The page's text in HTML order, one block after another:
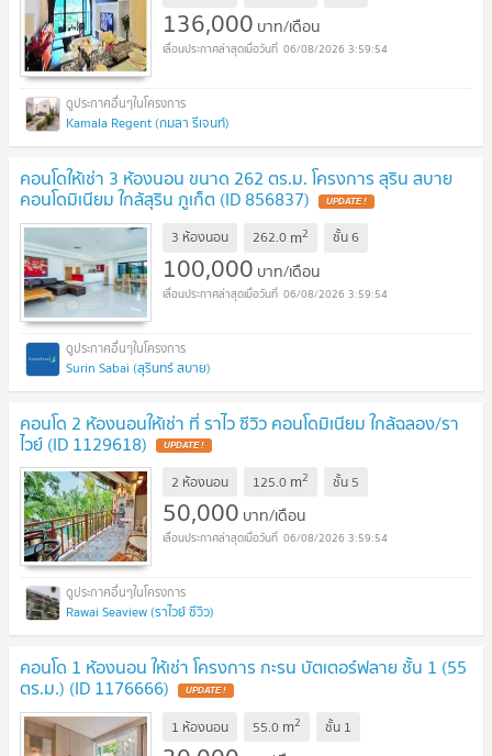
136,000 บาท/เดือน
06/08/2026 3:59:54
Kamala Regent (กมลา รีเจนท์)
คอนโดให้เช่า 3 ห้องนอน ขนาด 262 ตร.ม. โครงการ สุริน สบาย
คอนโดมิเนียม ใกล้สุริน ภูเก็ต (ID 856837) UPDATE !
3 ห้องนอน 262.0 m2 ชั้น6
100,000 บาท/เดือน
06/08/2026 3:59:54
Surin Sabai (สุรินทร์ สบาย)
คอนโด 2 ห้องนอนให้เช่า ที่ ราไว ซีวิว คอนโดมิเนียม ใกล้ฉลอง/รา
ไวย์ (ID 1129618) UPDATE !
2 ห้องนอน 125.0 m2 ชั้น 5
50,000 บาท/เดือน
06/08/2026 3:59:54
Rawai Seaview (ราไวย์ ซีวิว)
คอนโด 1 ห้องนอน ให้เช่า โครงการ กะรน บัตเตอร์ฟลาย ชั้น 1 (55
ตร.ม.) (ID 1176666) UPDATE !
1 ห้องนอน 55.0 m2 ชั้น 1